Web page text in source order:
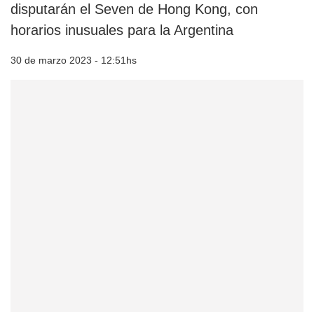
disputarán el Seven de Hong Kong, con
horarios inusuales para la Argentina
30 de marzo 2023 - 12:51hs